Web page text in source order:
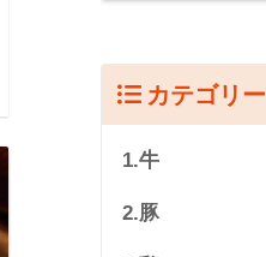
カテゴリー
1.牛
2.豚